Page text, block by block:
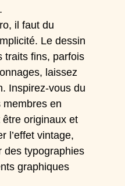
il faut du
Le dessin
traits fins, parfois
laissez
Inspirez-vous du
en
originaux et
l’effet vintage,
des typographies
graphiques